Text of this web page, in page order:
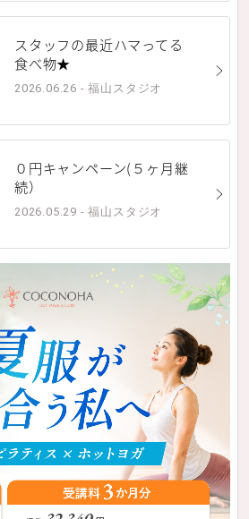
スタッフの最近ハマってる
食べ物★
2026.06.26 - 福山スタジオ
０円キャンペーン(５ヶ月継
続）
2026.05.29 - 福山スタジオ